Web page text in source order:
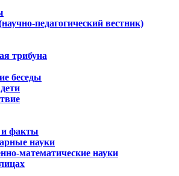
педагогический вестник)
трибуна
беседы
и факты
науки
математические науки